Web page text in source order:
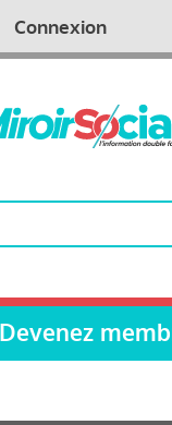
Connexion
Devenez